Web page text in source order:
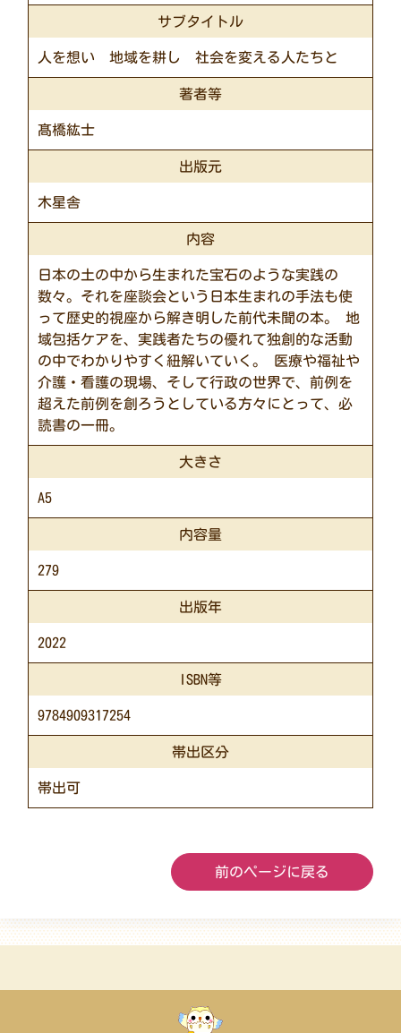
サブタイトル
人を想い 地域を耕し 社会を変える人たちと
著者等
髙橋紘士
出版元
木星舎
内容
日本の土の中から生まれた宝石のような実践の
数々。それを座談会という日本生まれの手法も使
って歴史的視座から解き明した前代未聞の本。 地
域包括ケアを、実践者たちの優れて独創的な活動
の中でわかりやすく紐解いていく。 医療や福祉や
介護・看護の現場、そして行政の世界で、前例を
超えた前例を創ろうとしている方々にとって、必
読書の一冊。
大きさ
A5
内容量
279
出版年
2022
ISBN等
9784909317254
帯出区分
帯出可
前のページに戻る